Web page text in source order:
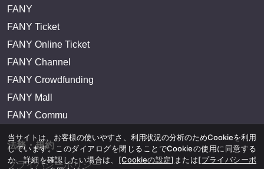
FANY
FANY Ticket
FANY Online Ticket
FANY Channel
FANY Crowdfunding
FANY Mall
FANY Commu
法務・規約
プライバシーポリシー
当サイトは、お客様の使いやすさ、利用状況の分析のためCookieを利用
しています。このダイアログを閉じることでCookieの使用に同意する
か、詳細を確認したい場合は、 [Cookieの設定] または[プライバシーポ